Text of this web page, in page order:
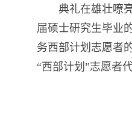
典礼在雄壮嘹
届硕士研究生毕业
务西部计划志愿者
“西部计划”志愿者